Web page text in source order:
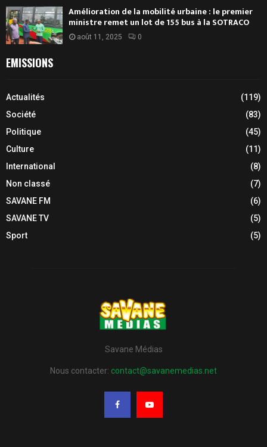
Amélioration de la mobilité urbaine : le premier
ministre remet un lot de 155 bus à la SOTRACO
août 11, 2025 0
EMISSIONS
Actualités
(119)
Société
(83)
Politique
(45)
Culture
(11)
International
(8)
Non classé
(7)
SAVANE FM
(6)
SAVANE TV
(5)
Sport
(5)
Savane Médias
Nous contacter: contact@savanemedias.net